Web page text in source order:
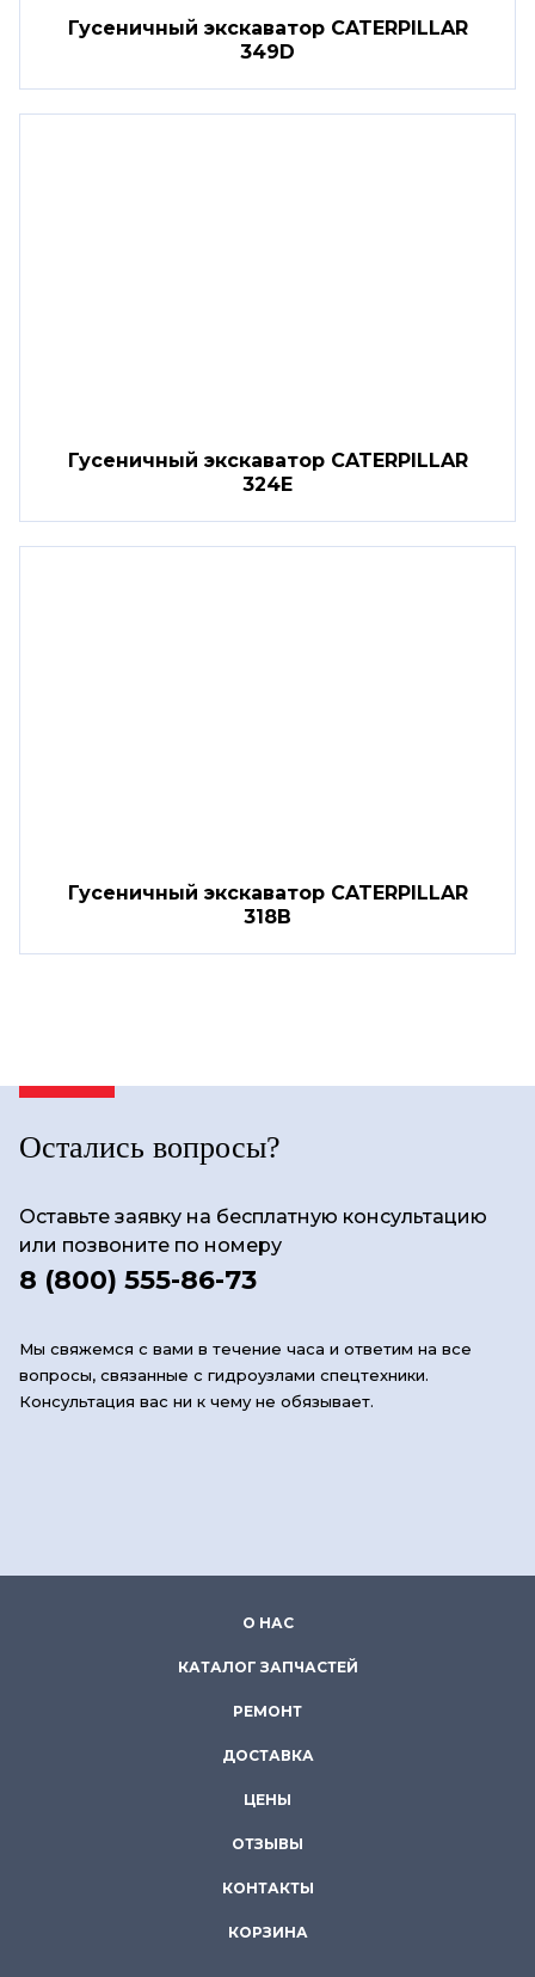
Гусеничный экскаватор CATERPILLAR
349D
Гусеничный экскаватор CATERPILLAR
324E
Гусеничный экскаватор CATERPILLAR
318B
Остались вопросы?
Оставьте заявку на бесплатную консультацию
или позвоните по номеру
8 (800) 555-86-73
Мы свяжемся с вами в течение часа и ответим на все
вопросы, связанные с гидроузлами спецтехники.
Консультация вас ни к чему не обязывает.
О НАС
КАТАЛОГ ЗАПЧАСТЕЙ
РЕМОНТ
ДОСТАВКА
ЦЕНЫ
ОТЗЫВЫ
КОНТАКТЫ
КОРЗИНА